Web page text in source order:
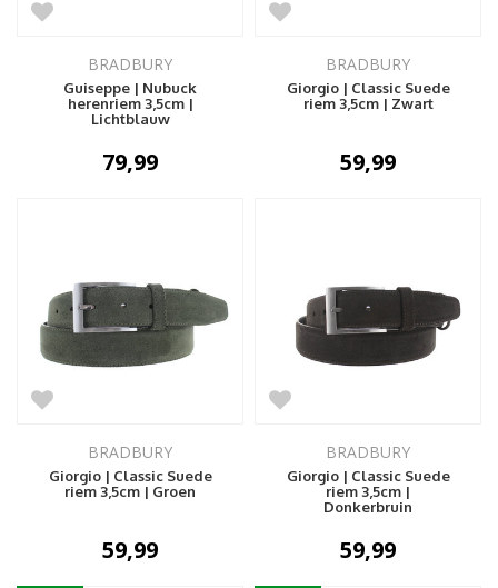
BRADBURY
Guiseppe | Nubuck
herenriem 3,5cm |
Lichtblauw
79,99
BRADBURY
Giorgio | Classic Suede
riem 3,5cm | Zwart
59,99
BRADBURY
Giorgio | Classic Suede
riem 3,5cm | Groen
59,99
BRADBURY
Giorgio | Classic Suede
riem 3,5cm |
Donkerbruin
59,99